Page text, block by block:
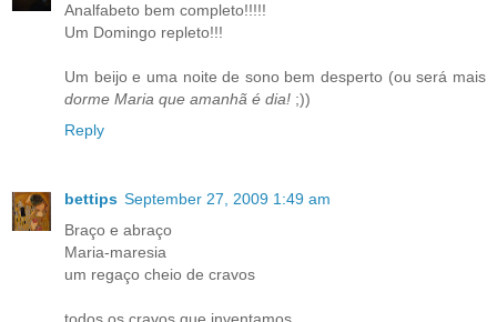
Analfabeto bem completo!!!!!
Um Domingo repleto!!!
Um beijo e uma noite de sono bem desperto (ou será mais
dorme Maria que amanhã é dia! ;))
Reply
bettips September 27, 2009 1:49 am
Braço e abraço
Maria-maresia
um regaço cheio de cravos